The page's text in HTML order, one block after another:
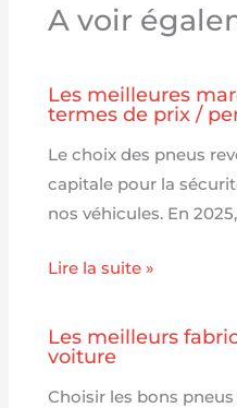
A voir
Les meilleures
termes de prix /
Le choix des pneus
capitale pour la
nos véhicules. En
Lire la suite »
Les meilleurs
voiture
Choisir les bons